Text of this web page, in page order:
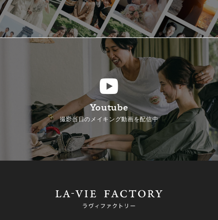
Youtube
撮影当日のメイキング動画を配信中